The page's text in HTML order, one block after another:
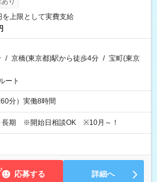
を上限として実費支給
/ 京橋(東京都)駅から徒歩4分 / 宝町(東京
ート
分）実働8時間
長期 ※開始日相談OK ※10月～！
応募する 詳細へ